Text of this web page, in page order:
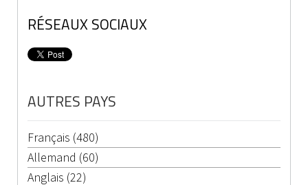
RÉSEAUX SOCIAUX
AUTRES PAYS
Français (480)
Allemand (60)
Anglais (22)